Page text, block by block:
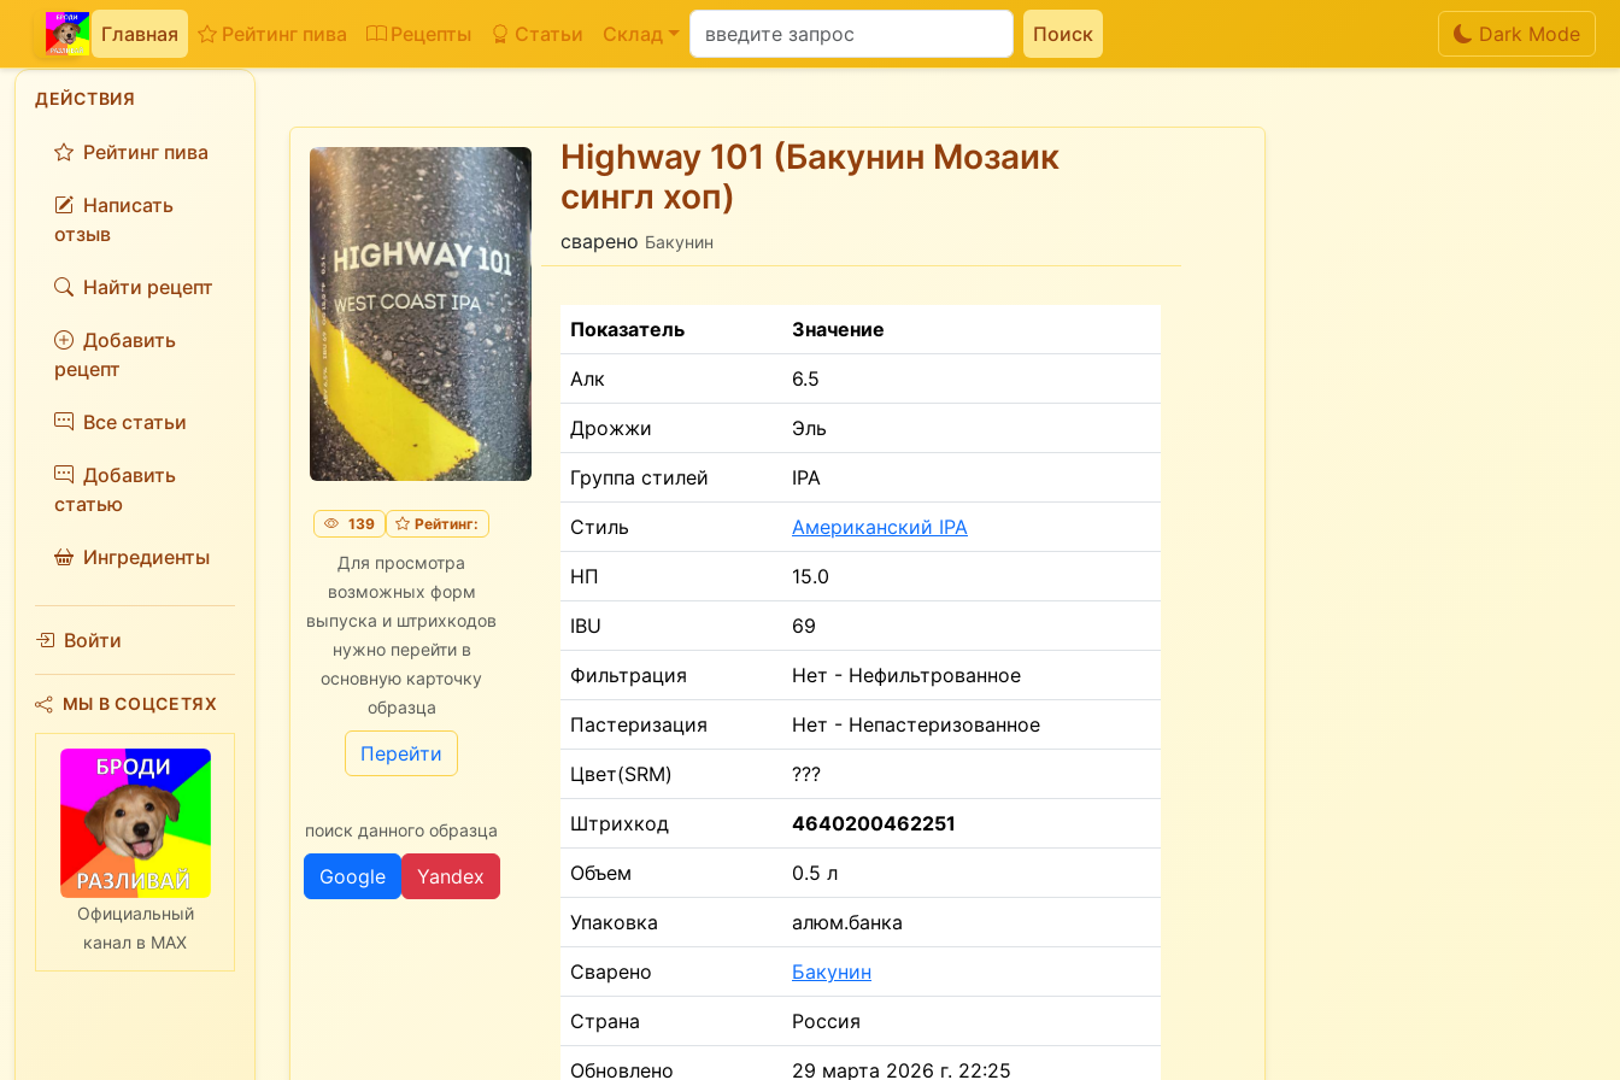
Главная Рейтинг пива Рецепты Статьи Склад Поиск Dark Mode
ДЕЙСТВИЯ
Рейтинг пива
Написать
отзыв
Найти рецепт
Добавить
рецепт
Все статьи
Добавить
статью
Ингредиенты
Войти
МЫ В СОЦСЕТЯХ
Официальный
канал в MAX
139 Рейтинг:
Для просмотра
возможных форм
выпуска и штрихкодов
нужно перейти в
основную карточку
образца
Перейти
поиск данного образца
Google Yandex
Highway 101 (Бакунин Мозаик
сингл хоп)
сварено Бакунин
Показатель Значение
Алк 6.5
Дрожжи Эль
Группа стилей IPA
Стиль Американский IPA
НП 15.0
IBU 69
Фильтрация Нет - Нефильтрованное
Пастеризация Нет - Непастеризованное
Цвет(SRM) ???
Штрихкод 4640200462251
Объем 0.5 л
Упаковка алюм.банка
Сварено Бакунин
Страна Россия
Обновлено 29 марта 2026 г. 22:25